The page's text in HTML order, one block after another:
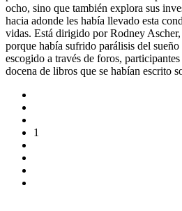
ocho, sino que también explora sus
hacia adonde les había llevado esta
vidas. Está dirigido por Rodney Ascher,
porque había sufrido parálisis del
escogido a través de foros,
docena de libros que se habían escrito
1